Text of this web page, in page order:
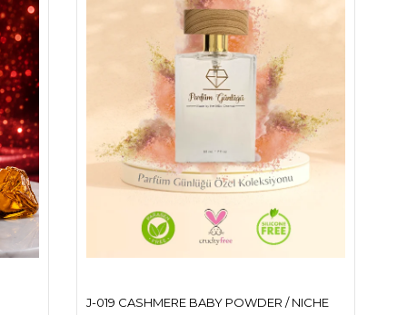
J-019 CASHMERE BABY POWDER / NICHE